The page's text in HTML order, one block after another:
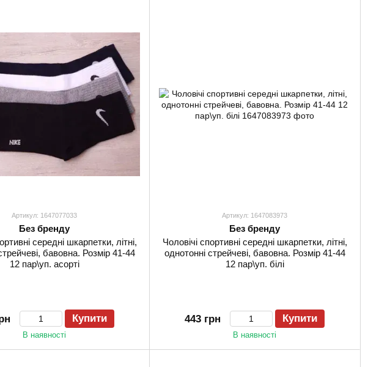
Артикул: 1647077033
Без бренду
середні шкарпетки, літні,
бавовна. Розмір 41-44
12 пар\уп. асорті
Купити
В наявності
Артикул: 1647083973
Без бренду
Чоловічі спортивні середні шкарпетки, літні,
однотонні стрейчеві, бавовна. Розмір 41-44
12 пар\уп. білі
443 грн Купити
В наявності